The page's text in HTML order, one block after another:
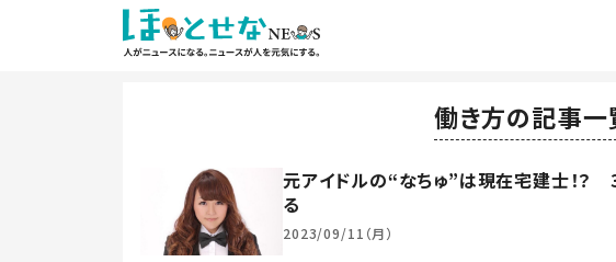
働き方の記事一
元アイドルの“なちゅ”は現在宅建士！
る
2023/09/11（月）